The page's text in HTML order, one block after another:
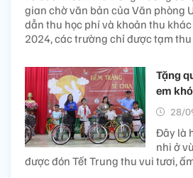
gian chờ văn bản của Văn phòng
dẫn thu học phí và khoản thu
2024, các trường chỉ được tạm
Tặng
em
28/
Đây là
nhi ở
được đón Tết Trung thu vui tươi,